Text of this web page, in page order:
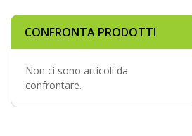
CONFRONTA PRODOTTI
Non ci sono articoli da
confrontare.